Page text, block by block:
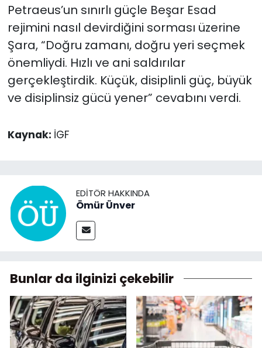
Petraeus’un sınırlı güçle Beşar Esad
rejimini nasıl devirdiğini sorması üzerine
Şara, “Doğru zamanı, doğru yeri seçmek
önemliydi. Hızlı ve ani saldırılar
gerçekleştirdik. Küçük, disiplinli güç, büyük
ve disiplinsiz gücü yener” cevabını verdi.
Kaynak: İGF
EDITÖR HAKKINDA
Ömür Ünver
Bunlar da ilginizi çekebilir